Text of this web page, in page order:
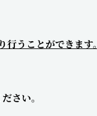
うことができます。
さい。